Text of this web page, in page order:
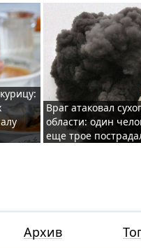
Враг атаковал
области: один
еще трое
Архив